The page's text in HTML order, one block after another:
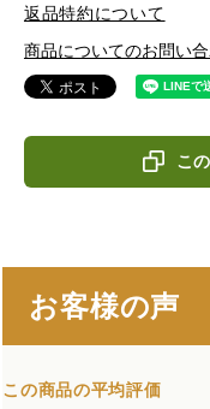
返品特約について
商品についてのお問い
こ
お客様の声